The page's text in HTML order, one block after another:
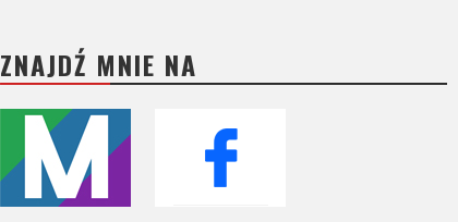
ZNAJDŹ MNIE NA